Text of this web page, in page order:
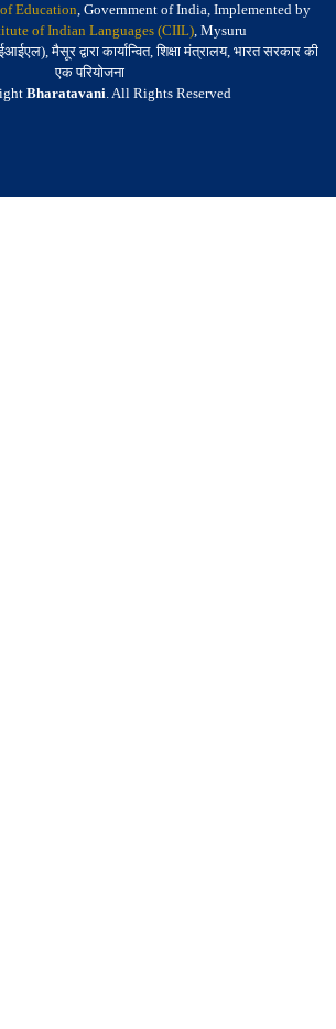
Education, Government of India, Implemented by
of Indian Languages (CIIL), Mysuru
मैसूर द्वारा कार्यान्वित, शिक्षा मंत्रालय, भारत सरकार की
एक परियोजना
Bharatavani. All Rights Reserved